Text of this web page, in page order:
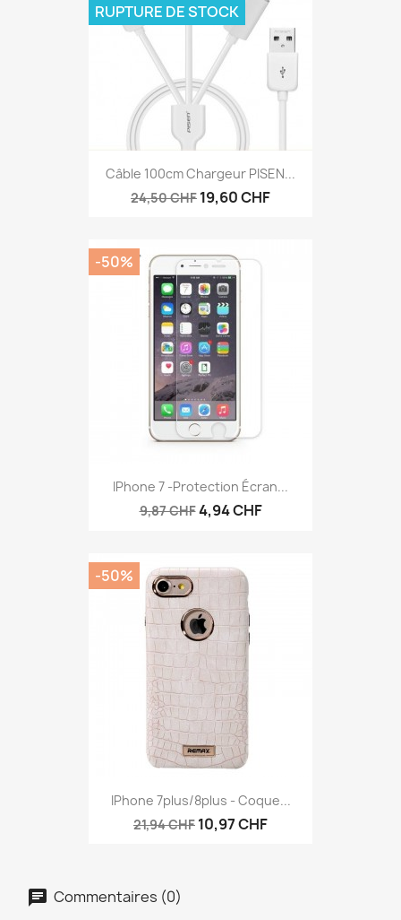
Câble 100cm Chargeur PISEN...
24,50 CHF 19,60 CHF
RUPTURE DE STOCK
IPhone 7 -protection Écran...
9,87 CHF4,94 CHF
-50%
IPhone 7plus/8plus - Coque...
21,94 CHF 10,97 CHF
-50%
Commentaires (0)